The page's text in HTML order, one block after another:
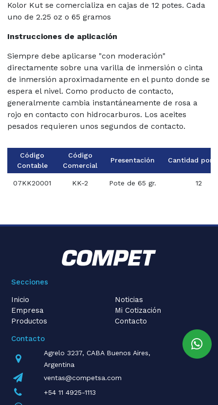
Kolor Kut se comercializa en cajas de 12 potes. Cada
uno de 2.25 oz o 65 gramos
Instrucciones de aplicación
Siempre debe aplicarse "con moderación"
directamente sobre una varilla de inmersión o cinta
de inmersión aproximadamente en el punto donde se
espera el nivel. Como producto de contacto,
generalmente cambia instantáneamente de rosa a
rojo en contacto con hidrocarburos. Los aceites
pesados requieren unos segundos de contacto.
Código
Contable
Código
Comercial
Presentación Cantidad por
07KK20001 KK-2 Pote de 65 gr. 12
Secciones
Inicio
Empresa
Productos
Noticias
Mi Cotización
Contacto
Contacto
Agrelo 3237, CABA Buenos Aires,
Argentina
ventas@competsa.com
+54 11 4925-1113